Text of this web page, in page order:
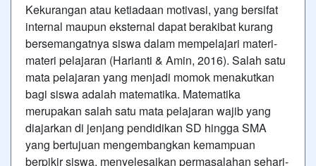
Kekurangan atau ketiadaan motivasi, yang bersifat
internal maupun eksternal dapat berakibat kurang
bersemangatnya siswa dalam mempelajari materi-
materi pelajaran (Harianti & Amin, 2016). Salah satu
mata pelajaran yang menjadi momok menakutkan
bagi siswa adalah matematika. Matematika
merupakan salah satu mata pelajaran wajib yang
diajarkan di jenjang pendidikan SD hingga SMA
yang bertujuan mengembangkan kemampuan
berpikir siswa, menyelesaikan permasalahan sehari-